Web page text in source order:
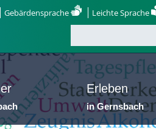
Gebärdensprache Leichte Sprache
Erleben
in Gernsbach